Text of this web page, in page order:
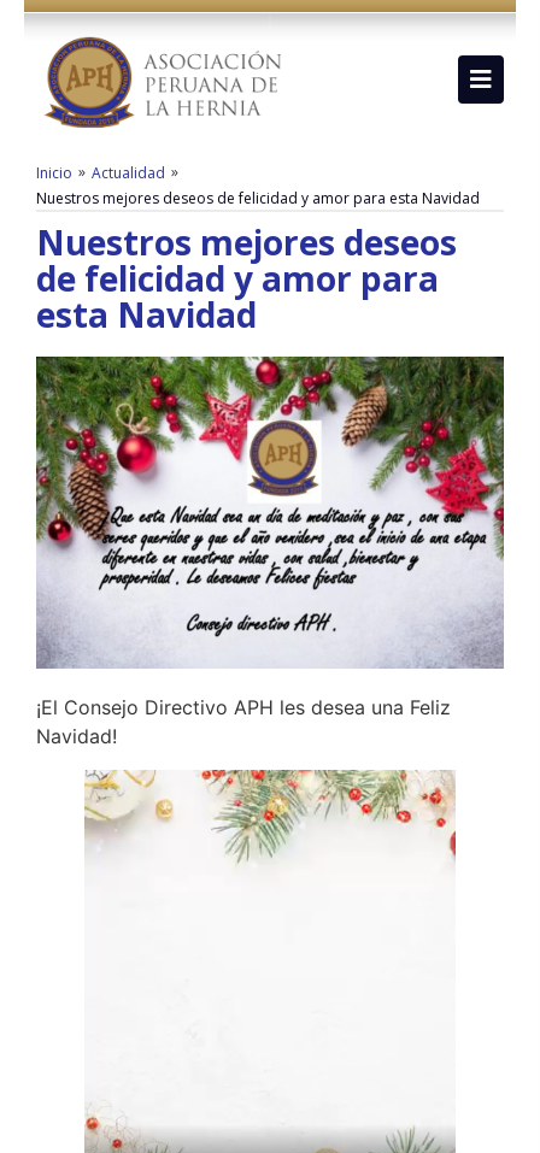
Inicio » Actualidad »
Nuestros mejores deseos de felicidad y amor para esta Navidad
Nuestros mejores deseos
de felicidad y amor para
esta Navidad
¡El Consejo Directivo APH les desea una Feliz
Navidad!